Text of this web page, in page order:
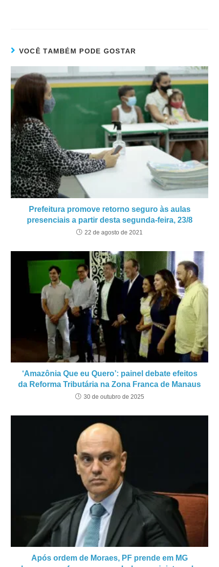
VOCÊ TAMBÉM PODE GOSTAR
Prefeitura promove retorno seguro às aulas
presenciais a partir desta segunda-feira, 23/8
22 de agosto de 2021
‘Amazônia Que eu Quero’: painel debate efeitos
da Reforma Tributária na Zona Franca de Manaus
30 de outubro de 2025
Após ordem de Moraes, PF prende em MG